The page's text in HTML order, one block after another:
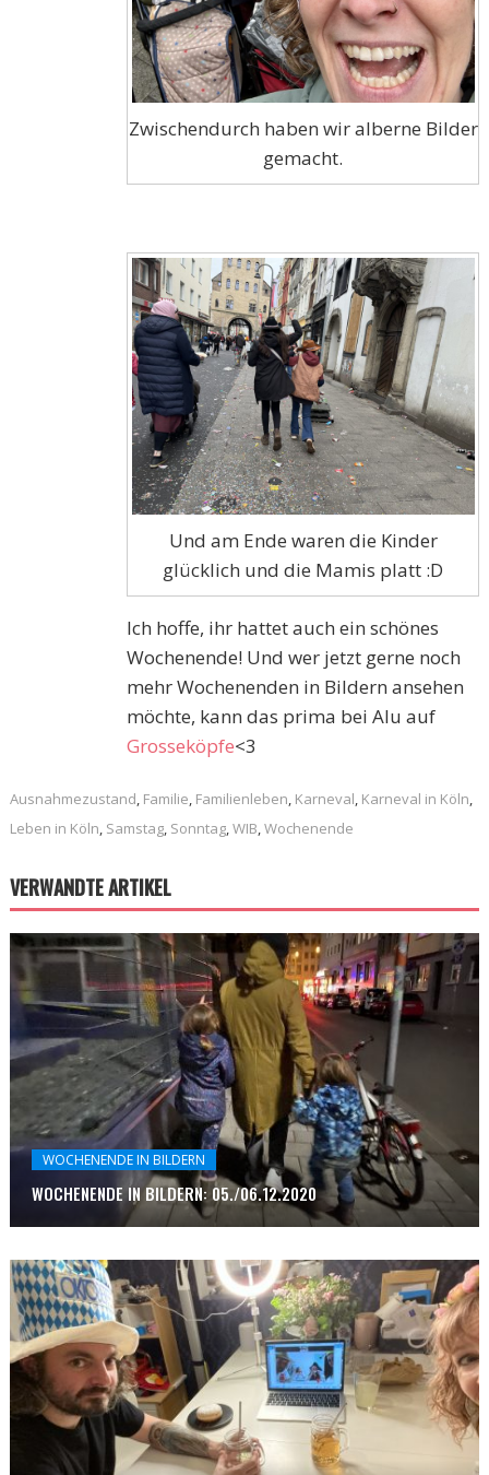
Zwischendurch haben wir alberne Bilder
gemacht.
Und am Ende waren die Kinder
glücklich und die Mamis platt :D
Ich hoffe, ihr hattet auch ein schönes
Wochenende! Und wer jetzt gerne noch
mehr Wochenenden in Bildern ansehen
möchte, kann das prima bei Alu auf
Grosseköpfe<3
Ausnahmezustand, Familie, Familienleben, Karneval, Karneval in Köln,
Leben in Köln, Samstag, Sonntag,WIB,Wochenende
VERWANDTE ARTIKEL
WOCHENENDE IN BILDERN
WOCHENENDE IN BILDERN: 05./06.12.2020